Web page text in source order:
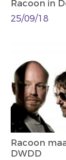
Racoon in
25/09/18
Racoon
DWDD